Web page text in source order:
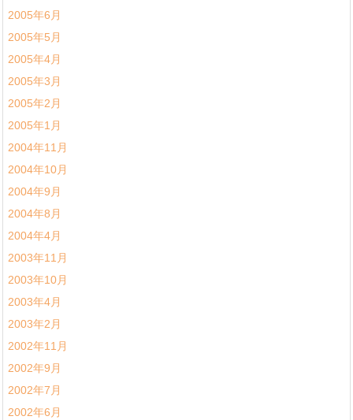
2005年6月
2005年5月
2005年4月
2005年3月
2005年2月
2005年1月
2004年11月
2004年10月
2004年9月
2004年8月
2004年4月
2003年11月
2003年10月
2003年4月
2003年2月
2002年11月
2002年9月
2002年7月
2002年6月